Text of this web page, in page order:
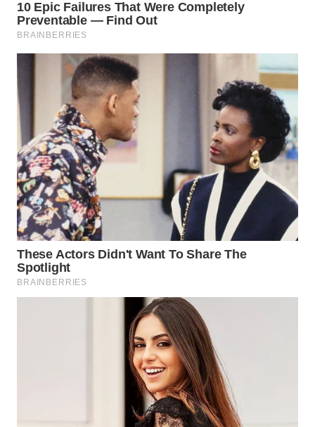
WAHANA
PERSONA
WAHANA
OTOMOTIF
WAHANA
HEALTH
WAHANA
DESA
WISATA
LAPAK
WAHANA
Wahana